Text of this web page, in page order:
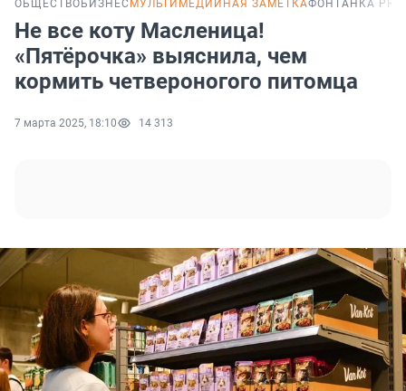
ОБЩЕСТВО БИЗНЕС МУЛЬТИМЕДИЙНАЯ ЗАМЕТКАФОНТАНКА PRO
Не все коту Масленица!
«Пятёрочка» выяснила, чем
кормить четвероногого питомца
7 марта 2025, 18:10 14 313